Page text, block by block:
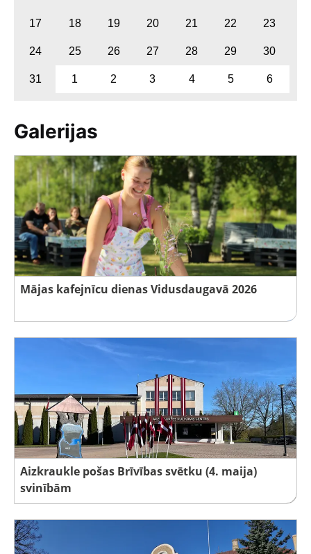
17 18 19 20 21 22 23
24 25 26 27 28 29 30
31 1 2 3 4 5 6
Galerijas
Mājas kafejnīcu dienas Vidusdaugavā 2026
Aizkraukle pošas Brīvības svētku (4. maija)
svinībām